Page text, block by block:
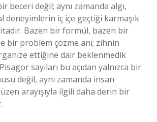
beceri değil; aynı zamanda algı,
deneyimlerin iç içe geçtiği karmaşık
Bazen bir formül, bazen bir
bir problem çözme anı; zihnin
ettiğine dair beklenmedik
sayıları bu açıdan yalnızca bir
değil, aynı zamanda insan
arayışıyla ilgili daha derin bir